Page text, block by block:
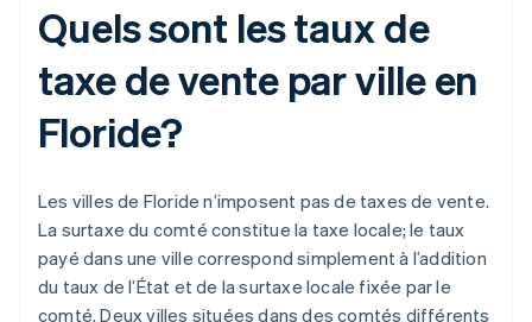
Quels sont les taux de
taxe de vente par ville en
Floride?
Les villes de Floride n’imposent pas de taxes de vente.
La surtaxe du comté constitue la taxe locale; le taux
payé dans une ville correspond simplement à l’addition
du taux de l’État et de la surtaxe locale fixée par le
comté. Deux villes situées dans des comtés différents